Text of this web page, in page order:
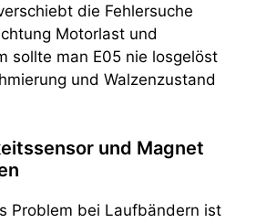
die Fehlersuche
Motorlast und
sollte man E05 nie losgelöst
und Walzenzustand
und Magnet
Problem bei Laufbändern ist